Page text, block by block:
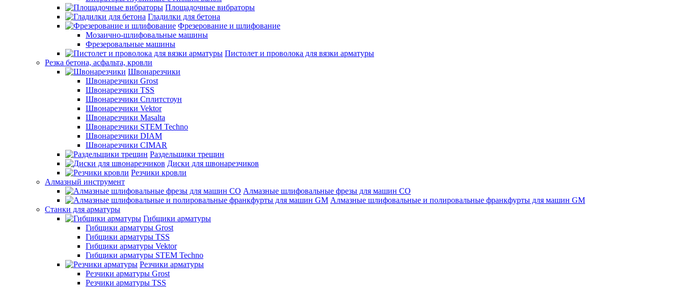
Площадочные вибраторы
Гладилки для бетона
Фрезерование и шлифование
Мозаично-шлифовальные машины
Фрезеровальные машины
Пистолет и проволока для вязки арматуры
Резка бетона, асфальта, кровли
Швонарезчики
Швонарезчики Grost
Швонарезчики TSS
Швонарезчики Сплитстоун
Швонарезчики Vektor
Швонарезчики Masalta
Швонарезчики STEM Techno
Швонарезчики DIAM
Швонарезчики CIMAR
Раздельщики трещин
Диски для швонарезчиков
Резчики кровли
Алмазный инструмент
Алмазные шлифовальные фрезы для машин СО
Алмазные шлифовальные и полировальные франкфурты для машин GM
Станки для арматуры
Гибщики арматуры
Гибщики арматуры Grost
Гибщики арматуры TSS
Гибщики арматуры Vektor
Гибщики арматуры STEM Techno
Резчики арматуры
Резчики арматуры Grost
Резчики арматуры TSS